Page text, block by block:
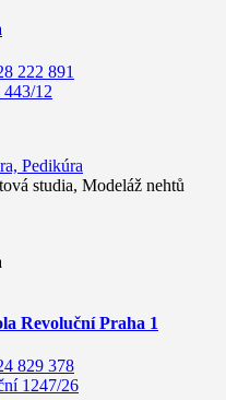
222 891
12
Pedikúra
studia, Modeláž nehtů
Revoluční Praha 1
829 378
1247/26